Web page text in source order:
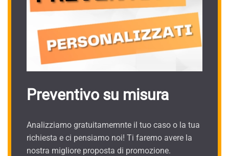
Preventivo su misura
Analizziamo gratuitamemnte il tuo caso o la tua
richiesta e ci pensiamo noi! Ti faremo avere la
nostra migliore proposta di promozione.